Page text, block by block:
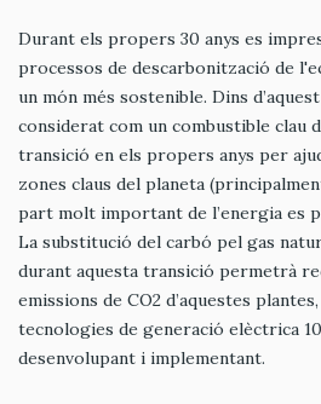
Durant els propers 30 anys es
processos de descarbonització de
un món més sostenible. Dins
considerat com un combustible clau
transició en els propers anys per
zones claus del planeta
part molt important de l’energia es
La substitució del carbó pel gas
durant aquesta transició permetrà
emissions de CO2 d’aquestes
tecnologies de generació elèctrica
desenvolupant i implementant.